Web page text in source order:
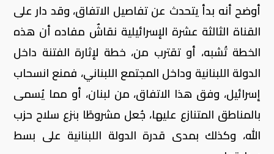
أوضح أنه بدأ يتحدث عن تفاصيل الاتفاق، وقد دار على
القناة الثالثة عشرة الإسرائيلية نقاشٌ مفاده أن هذه
الخطة تُشبه، أو تقترب من، خطة لإثارة الفتنة داخل
الدولة اللبنانية وداخل المجتمع اللبناني، فمنع انسحاب
إسرائيل، وفق هذا الاتفاق، من لبنان، أو مما يُسمى
بالمناطق المتنازع عليها، جُعل مشروطًا بنزع سلاح حزب
الله، وكذلك بمدى قدرة الدولة اللبنانية على بسط